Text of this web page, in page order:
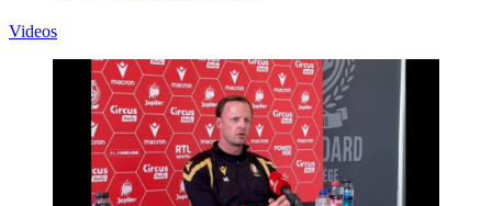
Videos